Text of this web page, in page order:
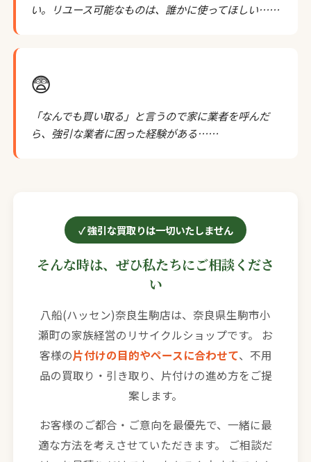
い。リユース可能なものは、誰かに使ってほしい……
😨
「なんでも買い取る」と言うので家に業者を呼んだ
ら、強引な業者に困った経験がある……
強引な買取りは一切いたしません
そんな時は、ぜひ私たちにご相談くださ
い
八船(ハッセン)奈良生駒店は、奈良県生駒市小
瀬町の家族経営のリサイクルショップです。 お
客様の片付けの目的やペースに合わせて、不用
品の買取り・引き取り、片付けの進め方をご提
案します。
お客様のご都合・ご意向を最優先で、一緒に最
適な方法を考えさせていただきます。 ご相談だ